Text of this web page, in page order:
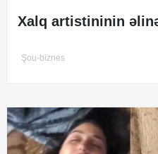
Xalq artistininin
Şou-biznes